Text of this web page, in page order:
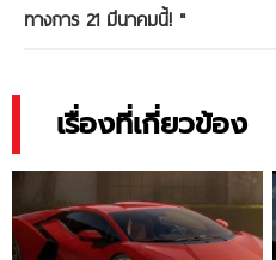
ทางการ 21 มีนาคมนี้! "
เรื่องที่เกี่ยวข้อง